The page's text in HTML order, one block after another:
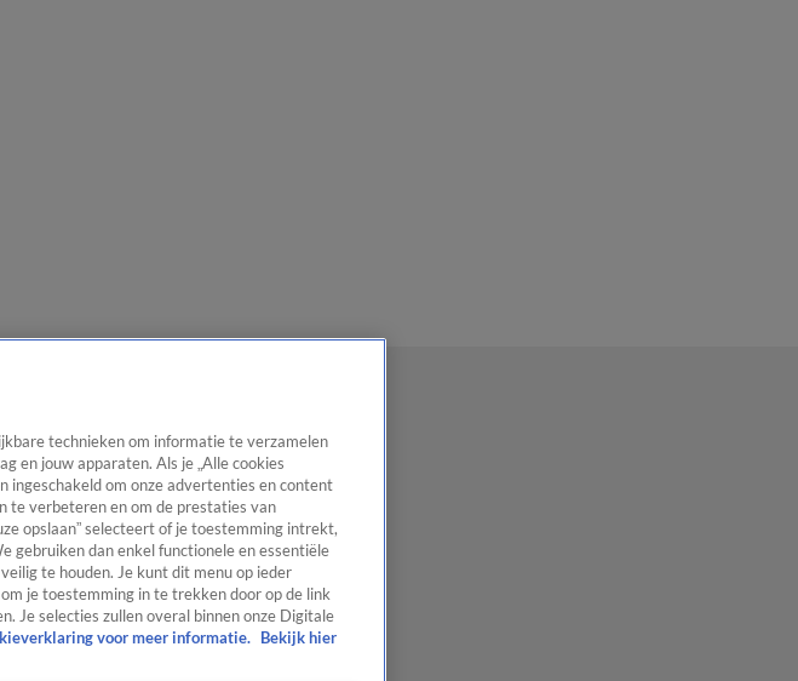
technieken om informatie te verzamelen
en jouw apparaten. Als je „Alle cookies
ingeschakeld om onze advertenties en content
te verbeteren en om de prestaties van
opslaan” selecteert of je toestemming intrekt,
gebruiken dan enkel functionele en essentiële
te houden. Je kunt dit menu op ieder
je toestemming in te trekken door op de link
Je selecties zullen overal binnen onze Digitale
voor meer informatie. Bekijk hier